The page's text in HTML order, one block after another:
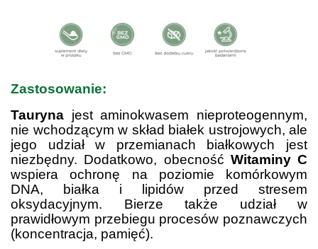
Zastosowanie:
Tauryna jest aminokwasem nieproteogennym,
nie wchodzącym w skład białek ustrojowych, ale
jego udział w przemianach białkowych jest
niezbędny. Dodatkowo, obecność Witaminy C
wspiera ochronę na poziomie komórkowym
DNA, białka i lipidów przed stresem
oksydacyjnym. Bierze także udział w
prawidłowym przebiegu procesów poznawczych
(koncentracja, pamięć).